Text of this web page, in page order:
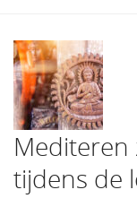
tijdens de